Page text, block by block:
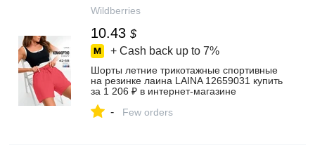
Wildberries
10.43 $
+ Cash back up to 7%
Шорты летние трикотажные спортивные
на резинке лаина LAINA 12659031 купить
за 1 206 ₽ в интернет‑магазине
- Few orders